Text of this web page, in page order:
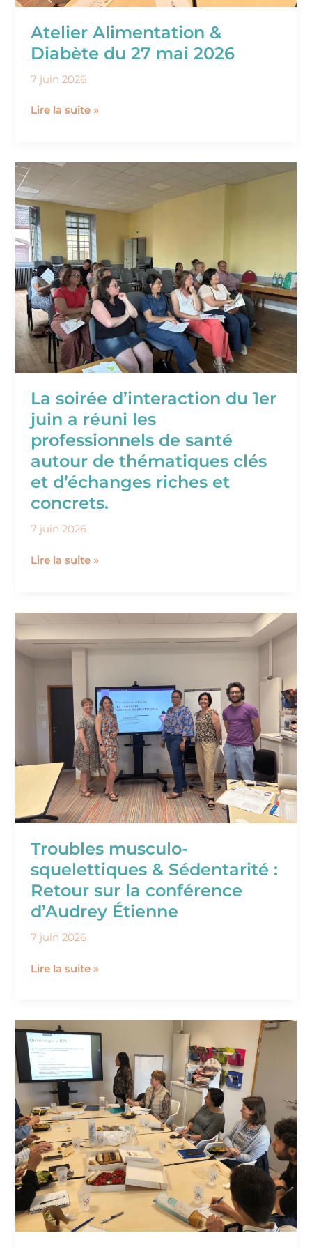
Atelier Alimentation &
Diabète du 27 mai 2026
7 juin 2026
Lire la suite »
La soirée d’interaction du 1er
juin a réuni les
professionnels de santé
autour de thématiques clés
et d’échanges riches et
concrets.
7 juin 2026
La
soirée
d’interaction
du
1er
juin
a
réuni
les
professionnels
de
santé
autour
thématiques
clés
et
d’échanges
riches
et
concrets.
Lire la suite »
Troubles musculo-
squelettiques & Sédentarité :
Retour sur la conférence
d’Audrey Étienne
7 juin 2026
musculo-
squelettiques
Sédentarité
Retour
la
conférence
d’Audrey
Étienne
Lire la suite »
Mobilisation
territoriale
pour
Juin
Vert